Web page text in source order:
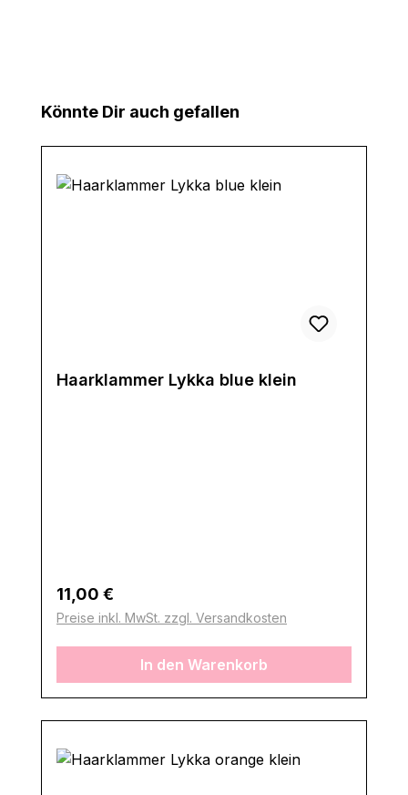
Produktgalerie überspringen
Könnte Dir auch gefallen
Haarklammer Lykka blue klein
Regulärer Preis:
11,00 €
Preise inkl. MwSt. zzgl. Versandkosten
In den Warenkorb